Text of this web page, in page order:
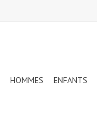
HOMMES ENFANTS